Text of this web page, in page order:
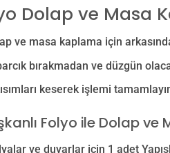
Dolap ve Masa
ve masa kaplama için
bırakmadan ve düzgün
keserek işlemi
Folyo ile Dolap
ve duvarlar için 1 adet